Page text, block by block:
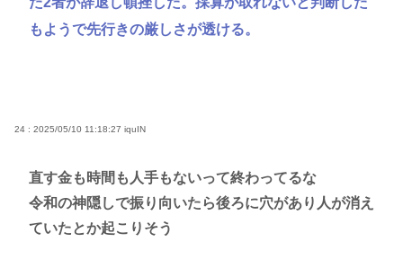
もようで先行きの厳しさが透ける。
24 : 2025/05/10 11:18:27 iquIN
直す金も時間も人手もないって終わってるな
令和の神隠しで振り向いたら後ろに穴があり人が消え
ていたとか起こりそう